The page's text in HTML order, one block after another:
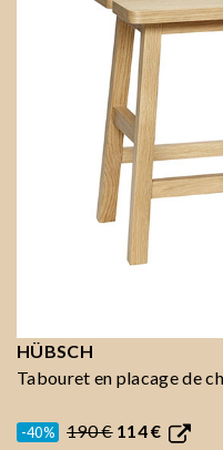
HÜBSCH
Tabouret en placage de
-40% 190 € 114 €